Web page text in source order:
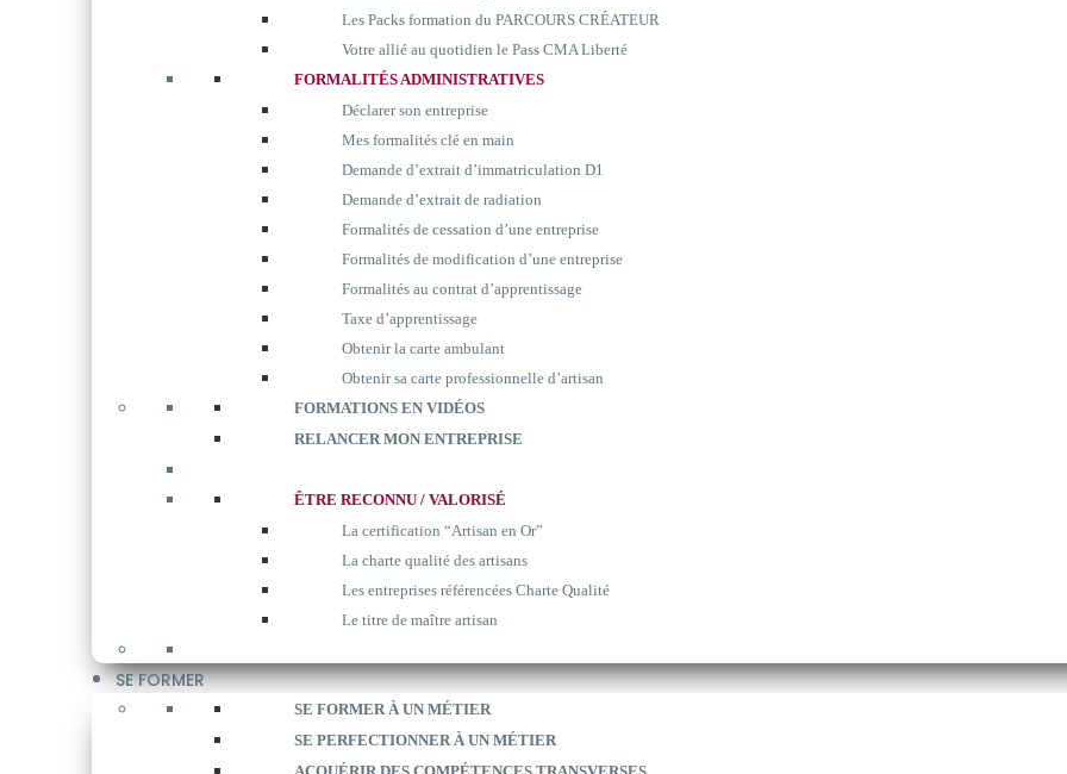
Les Packs formation du PARCOURS CRÉATEUR
Votre allié au quotidien le Pass CMA Liberté
FORMALITÉS ADMINISTRATIVES
Déclarer son entreprise
Mes formalités clé en main
Demande d’extrait d’immatriculation D1
Demande d’extrait de radiation
Formalités de cessation d’une entreprise
Formalités de modification d’une entreprise
Formalités au contrat d’apprentissage
Taxe d’apprentissage
Obtenir la carte ambulant
Obtenir sa carte professionnelle d’artisan
FORMATIONS EN VIDÉOS
RELANCER MON ENTREPRISE
ÊTRE RECONNU / VALORISÉ
La certification “Artisan en Or”
La charte qualité des artisans
Les entreprises référencées Charte Qualité
Le titre de maître artisan
SE FORMER
SE FORMER À UN MÉTIER
SE PERFECTIONNER À UN MÉTIER